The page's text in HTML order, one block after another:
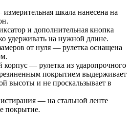
шкала нанесена на
и дополнительная кнопка
удерживать на нужной длине.
от нуля — рулетка оснащена
— рулетка из ударопрочного
покрытием выдерживает
высоты и не проскальзывает в
— на стальной ленте
покрытие.